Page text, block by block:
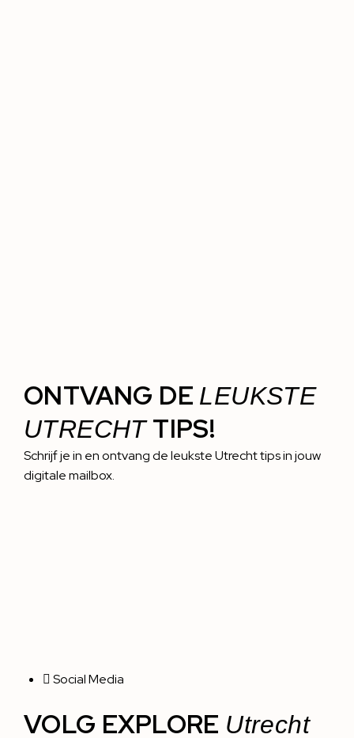
ONTVANG DE LEUKSTE
UTRECHTTIPS!
Schrijf je in en ontvang de leukste Utrecht tips in jouw
digitale mailbox.
Social Media
VOLG EXPLORE Utrecht